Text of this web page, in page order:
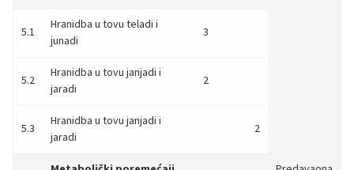
5.1
Hranidba u tovu teladi i
junadi
3
5.2
Hranidba u tovu janjadi i
jaradi
2
5.3
Hranidba u tovu janjadi i
jaradi
2